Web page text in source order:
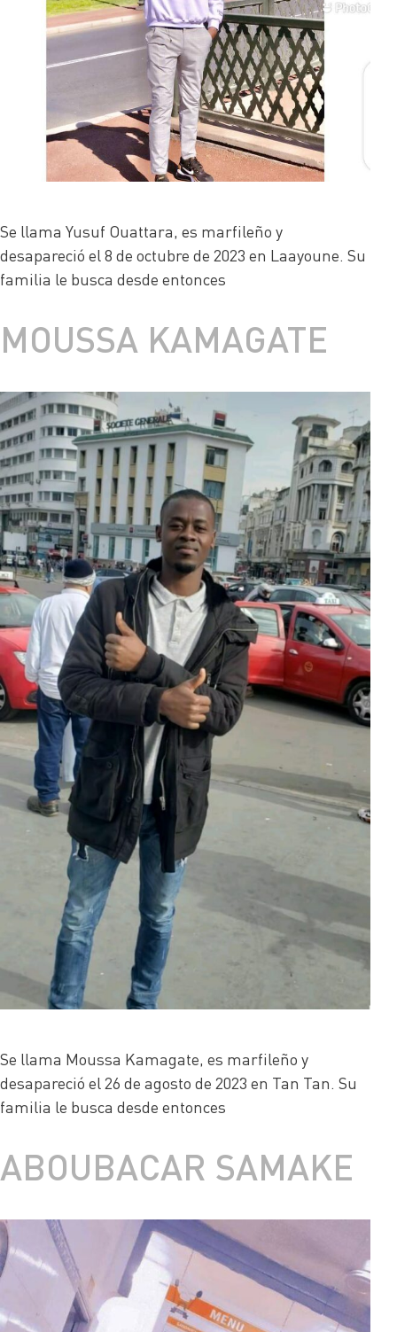
Se llama Yusuf Ouattara, es marfileño y
desapareció el 8 de octubre de 2023 en Laayoune. Su
familia le busca desde entonces
MOUSSA KAMAGATE
Se llama Moussa Kamagate, es marfileño y
desapareció el 26 de agosto de 2023 en Tan Tan. Su
familia le busca desde entonces
ABOUBACAR SAMAKE